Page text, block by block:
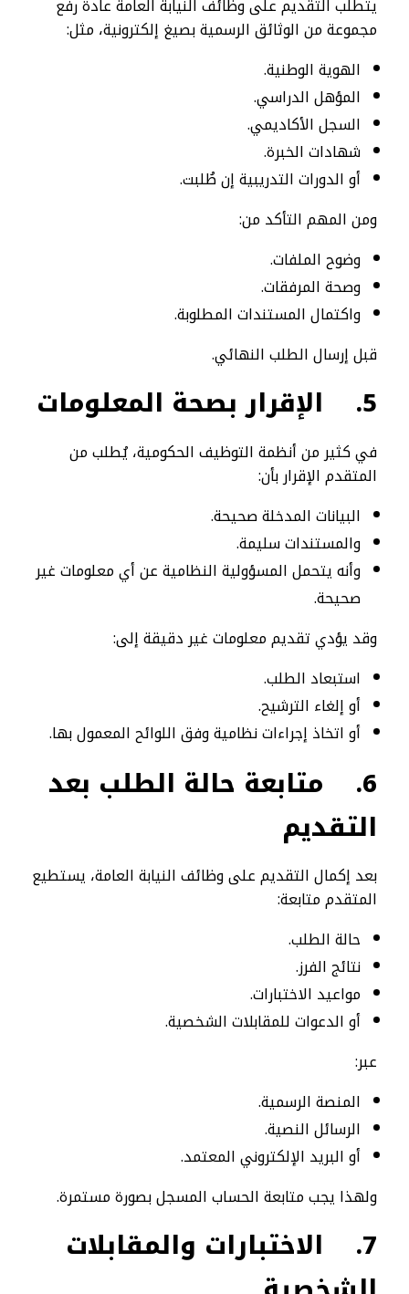
يتطلب التقديم على وظائف النيابة العامة عادة رفع
مجموعة من الوثائق الرسمية بصيغ إلكترونية، مثل:
الهوية الوطنية.
المؤهل الدراسي.
السجل الأكاديمي.
شهادات الخبرة.
أو الدورات التدريبية إن طُلبت.
ومن المهم التأكد من:
وضوح الملفات.
وصحة المرفقات.
واكتمال المستندات المطلوبة.
قبل إرسال الطلب النهائي.
5. الإقرار بصحة المعلومات
في كثير من أنظمة التوظيف الحكومية، يُطلب من
المتقدم الإقرار بأن:
البيانات المدخلة صحيحة.
والمستندات سليمة.
وأنه يتحمل المسؤولية النظامية عن أي معلومات غير
صحيحة.
وقد يؤدي تقديم معلومات غير دقيقة إلى:
استبعاد الطلب.
أو إلغاء الترشيح.
أو اتخاذ إجراءات نظامية وفق اللوائح المعمول بها.
6.
متابعة حالة الطلب بعد
التقديم
بعد إكمال التقديم على وظائف النيابة العامة، يستطيع
المتقدم متابعة:
حالة الطلب.
نتائج الفرز.
مواعيد الاختبارات.
أو الدعوات للمقابلات الشخصية.
عبر:
المنصة الرسمية.
الرسائل النصية.
أو البريد الإلكتروني المعتمد.
ولهذا يجب متابعة الحساب المسجل بصورة مستمرة.
7.
الاختبارات والمقابلات